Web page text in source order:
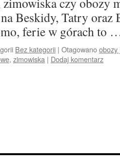
Beskidy, Tatry oraz
ferie w górach to
Bez kategorii | Otagowanoobozy
, zimowiska | Dodaj komentarz